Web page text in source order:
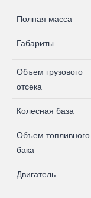
Полная масса
Габариты
Объем грузового
отсека
Колесная база
Объем топливного
бака
Двигатель